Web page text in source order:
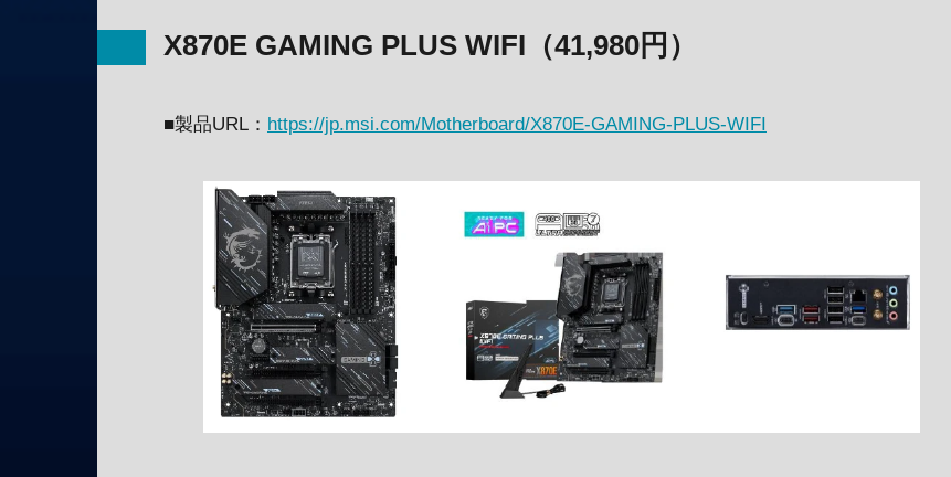
X870E GAMING PLUS WIFI（41,980円）
■製品URL： https://jp.msi.com/Motherboard/X870E-GAMING-PLUS-WIFI